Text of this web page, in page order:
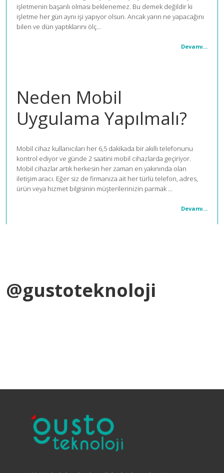
işletmenin başarılı olması beklenemez. Bu demek değildir ki
işletme her gün aynı işi yapıyor olsun. Ancak yarın ne yapacağını
bilen ve dün yaptıklarını ölç...
Devamı...
Neden Mobil
Uygulama Yapılmalı?
Mobil cihaz kullanıcıları her 6,5 dakikada bir akıllı telefonunu
kontrol ediyor ve günde 2 saatini mobil cihazlarda geçiriyor.
Mobil cihazlar artık herkesin her zaman en yakınında olan
iletişim aracı. Eğer siz de firmanıza ait her türlü telefon, adres,
ürün veya hizmet bilgisinin müşterilerinizin parmak ...
Devamı...
@gustoteknoloji